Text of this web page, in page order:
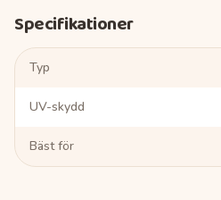
Specifikationer
Typ
UV-skydd
Bäst för